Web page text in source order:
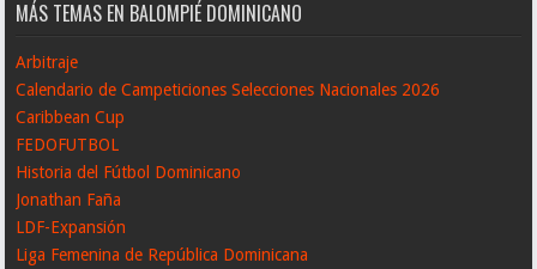
MÁS TEMAS EN BALOMPIÉ DOMINICANO
Arbitraje
Calendario de Campeticiones Selecciones Nacionales 2026
Caribbean Cup
FEDOFUTBOL
Historia del Fútbol Dominicano
Jonathan Faña
LDF-Expansión
Liga Femenina de República Dominicana